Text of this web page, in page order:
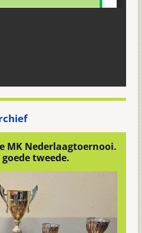
MK Nederlaagtoernooi.
tweede.